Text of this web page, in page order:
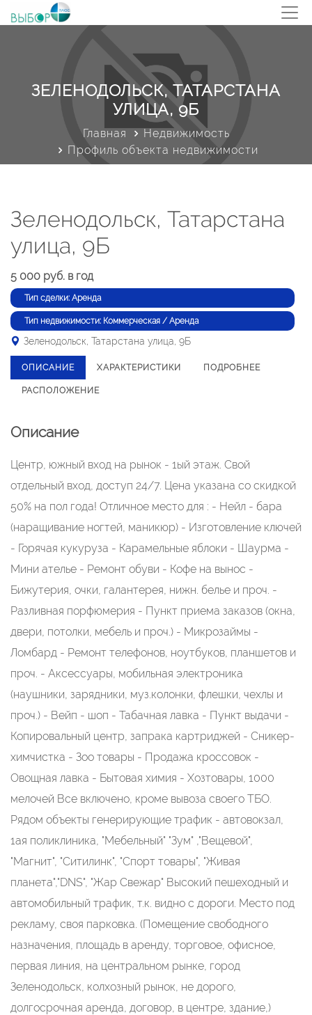
ЗЕЛЕНОДОЛЬСК, ТАТАРСТАНА
УЛИЦА, 9Б
Главная
Недвижимость
Профиль объекта недвижимости
Зеленодольск, Татарстана
улица, 9Б
5 000 руб. в год
Тип сделки: Аренда
Тип недвижимости: Коммерческая / Аренда
Зеленодольск, Татарстана улица, 9Б
ОПИСАНИЕ ХАРАКТЕРИСТИКИ ПОДРОБНЕЕ
РАСПОЛОЖЕНИЕ
Описание
Центр, южный вход на рынок - 1ый этаж. Свой
отдельный вход, доступ 24/7. Цена указана со скидкой
50% на пол года! Отличное место для : - Нейл - бара
(наращивание ногтей, маникюр) - Изготовление ключей
- Горячая кукуруза - Карамельные яблоки - Шаурма -
Мини ателье - Ремонт обуви - Кофе на вынос -
Бижутерия, очки, галантерея, нижн. белье и проч. -
Разливная порфюмерия - Пункт приема заказов (окна,
двери, потолки, мебель и проч.) - Микрозаймы -
Ломбард - Ремонт телефонов, ноутбуков, планшетов и
проч. - Аксессуары, мобильная электроника
(наушники, зарядники, муз.колонки, флешки, чехлы и
проч.) - Вейп - шоп - Табачная лавка - Пункт выдачи -
Копировальный центр, запрака картриджей - Сникер-
химчистка - Зоо товары - Продажа кроссовок -
Овощная лавка - Бытовая химия - Хозтовары, 1000
мелочей Все включено, кроме вывоза своего ТБО.
Рядом объекты генерирующие трафик - автовокзал,
1ая поликлиника, "Мебельный" "Зум" ,"Вещевой",
"Магнит", "Ситилинк", "Спорт товары", "Живая
планета","DNS", "Жар Свежар" Высокий пешеходный и
автомобильный трафик, т.к. видно с дороги. Место под
рекламу, своя парковка. (Помещение свободного
назначения, площадь в аренду, торговое, офисное,
первая линия, на центральном рынке, город
Зеленодольск, колхозный рынок, не дорого,
долгосрочная аренда, договор, в центре, здание,)